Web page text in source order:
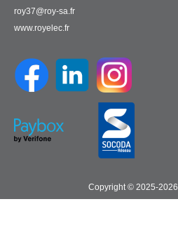
roy37@roy-sa.fr
www.royelec.fr
Copyright © 2025-2026